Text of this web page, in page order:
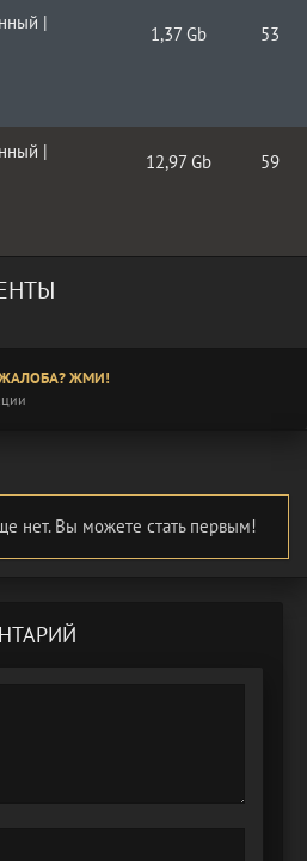
|
1,37 Gb 53
|
12,97 Gb 59
ЖМИ!
нет. Вы можете стать первым!